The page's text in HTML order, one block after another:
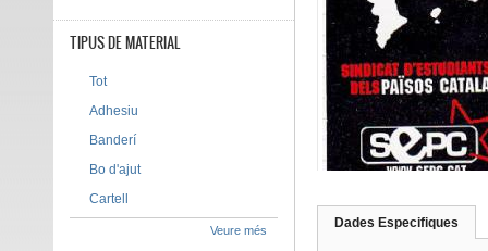
Dades Especifiques
TIPUS DE MATERIAL
Tot
Adhesiu
Banderí
Bo d'ajut
Cartell
Veure més